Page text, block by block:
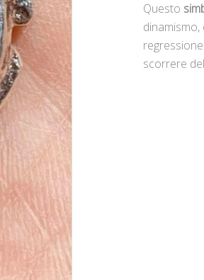
Questo
scorrere